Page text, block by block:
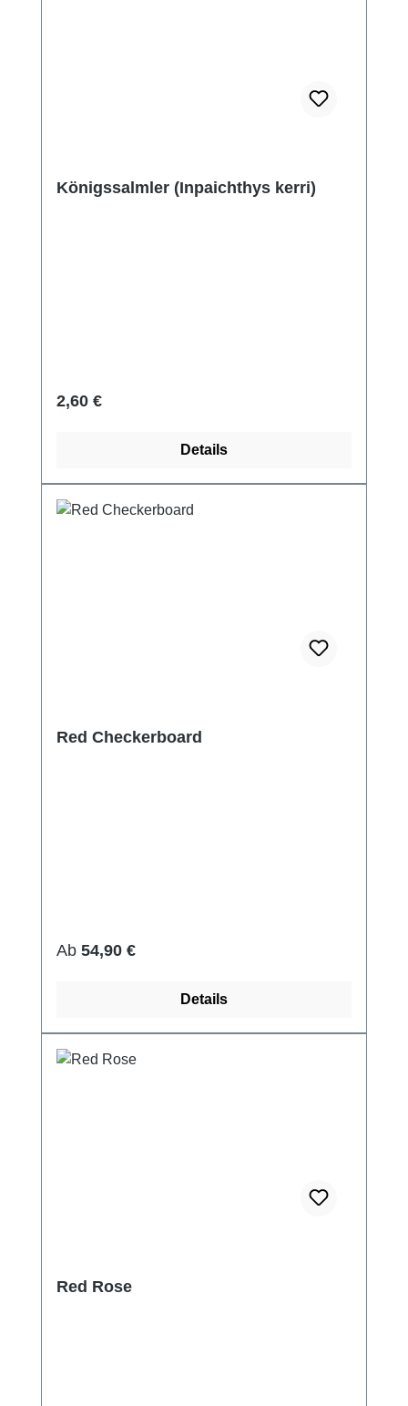
Königssalmler (Inpaichthys kerri)
Regulärer Preis:
2,60 €
Details
Red Checkerboard
Regulärer Preis:
Ab 54,90 €
Details
Red Rose